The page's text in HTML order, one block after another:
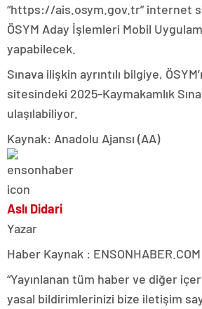
“https://ais.osym.gov.tr” internet
ÖSYM Aday İşlemleri Mobil
yapabilecek.
Sınava ilişkin ayrıntılı bilgiye,
sitesindeki 2025-Kaymakamlık
ulaşılabiliyor.
Kaynak: Anadolu Ajansı (AA)
Aslı Didari
Yazar
Haber Kaynak : ENSONHABER.COM
“Yayınlanan tüm haber ve diğer
yasal bildirimlerinizi bize iletişim